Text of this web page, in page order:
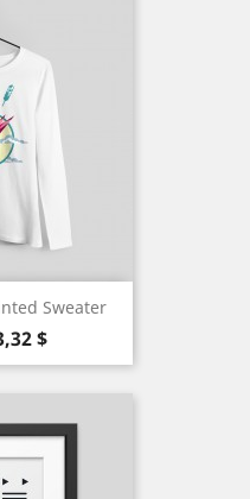
Sweater
$